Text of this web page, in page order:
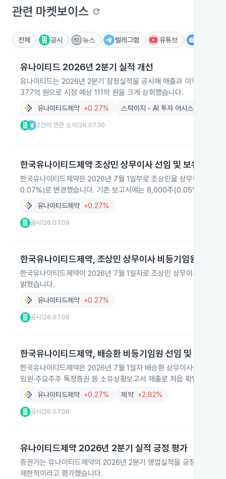
관련 마켓보이스 refresh
전체 공시 뉴스 텔레그램 유튜브
유나이티드 2026년 2분기 실적 개선
유나이티드는 2026년 2분기 잠정실적을 공시해 매출과 이익이 모두
377억 원으로 시장 예상 111억 원을 크게 상회했습니다.
유나이티드제약 +0.27% 스탁이지 - AI 투자 어시스턴트
2건의 연관 소식 26.07.30
한국유나이티드제약 조상민 상무이사 선임 및 보유주식
한국유나이티드제약은 2026년 7월 1일부로 조상민을 상무이사로
0.07%)로 변경했습니다. 기존 보고서에는 8,000주(0.05%)로 기재
유나이티드제약 +0.27%
공시 26.07.09
한국유나이티드제약, 조상민 상무이사 비등기임원 선임
한국유나이티드제약이 2026년 7월 1일자로 조상민 상무이사를 비
밝혔습니다.
유나이티드제약 +0.27%
공시 26.07.08
한국유나이티드제약, 배승환 비등기임원 선임 및 주식 보
한국유나이티드제약은 2026년 7월 1일자 배승환 상무이사를 비등
임원·주요주주 특정증권 등 소유상황보고서 제출로 처음 확인됐으며
유나이티드제약 +0.27% 제약 +2.82%
공시 26.07.08
유나이티드제약 2026년 2분기 실적 긍정 평가
증권가는 유나이티드제약의 2026년 2분기 영업실적을 긍정적으로
제한적이라고 평가했습니다.